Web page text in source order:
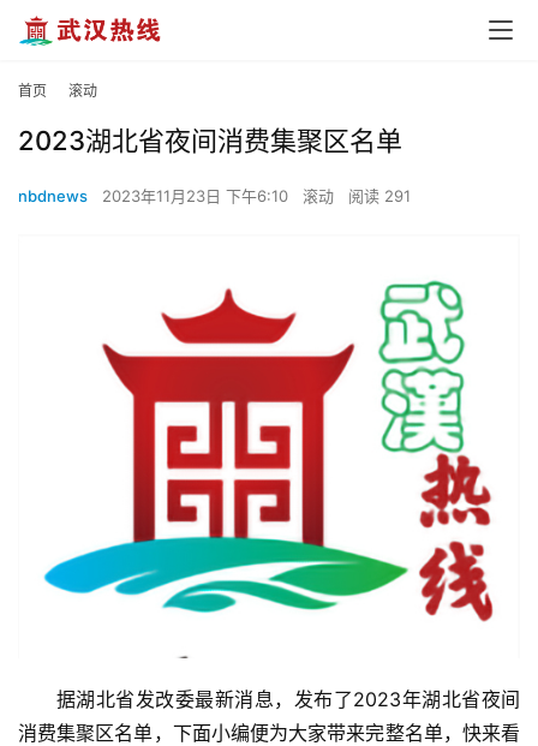
首页 滚动
2023湖北省夜间消费集聚区名单
nbdnews 2023年11月23日 下午6:10 滚动 阅读 291
据湖北省发改委最新消息，发布了2023年湖北省夜间
消费集聚区名单，下面小编便为大家带来完整名单，快来看